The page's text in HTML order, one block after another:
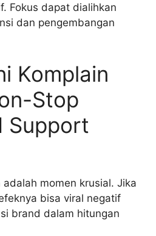
Fokus dapat dialihkan
dan pengembangan
Komplain
Stop
Support
adalah momen krusial. Jika
bisa viral negatif
brand dalam hitungan